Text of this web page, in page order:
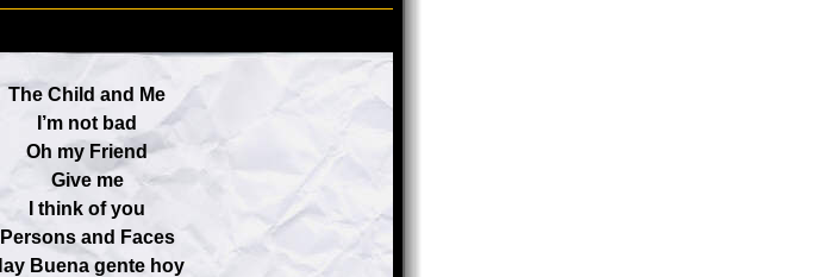
The Child and Me
I’m not bad
Oh my Friend
Give me
I think of you
Persons and Faces
Buena gente hoy